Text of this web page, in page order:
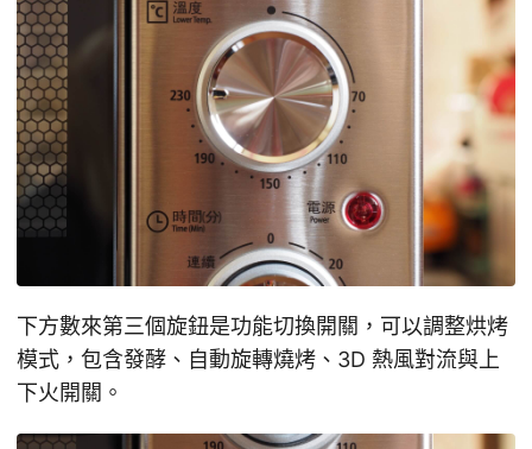
下方數來第三個旋鈕是功能切換開關，可以調整烘烤
模式，包含發酵、自動旋轉燒烤、3D 熱風對流與上
下火開關。